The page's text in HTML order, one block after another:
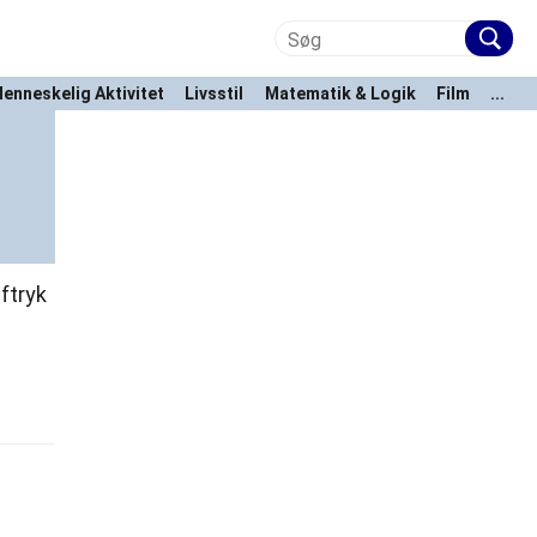
Aktivitet Livsstil Matematik & Logik Film ...